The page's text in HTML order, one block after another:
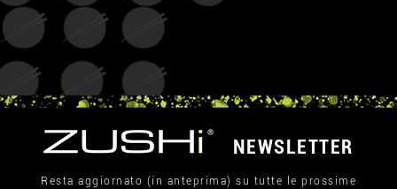
NEWSLETTER
Resta aggiornato (in anteprima) su tutte le prossime